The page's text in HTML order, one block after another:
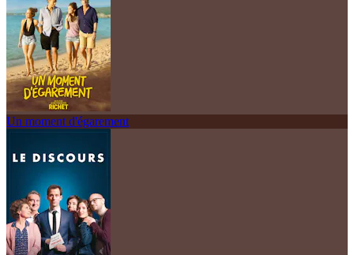
Un moment d'égarement